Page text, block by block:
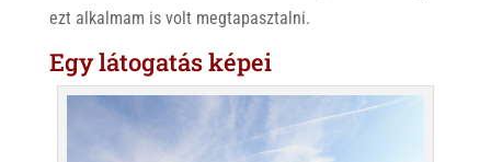
ezt alkalmam is volt megtapasztalni.
Egy látogatás képei